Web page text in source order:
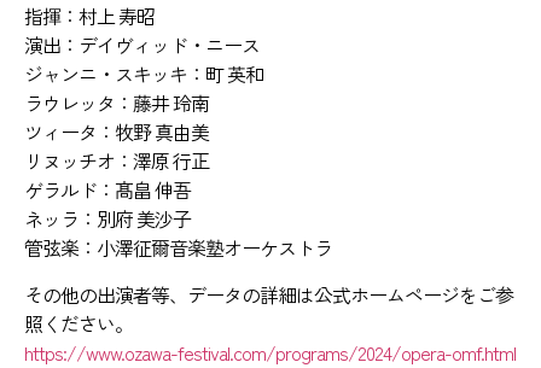
指揮：村上 寿昭
演出：デイヴィッド・ニース
ジャンニ・スキッキ：町 英和
ラウレッタ：藤井 玲南
ツィータ：牧野 真由美
リヌッチオ：澤原 行正
ゲラルド：髙畠 伸吾
ネッラ：別府 美沙子
管弦楽：小澤征爾音楽塾オーケストラ
その他の出演者等、データの詳細は公式ホームページをご参
照ください。
https://www.ozawa-festival.com/programs/2024/opera-omf.html